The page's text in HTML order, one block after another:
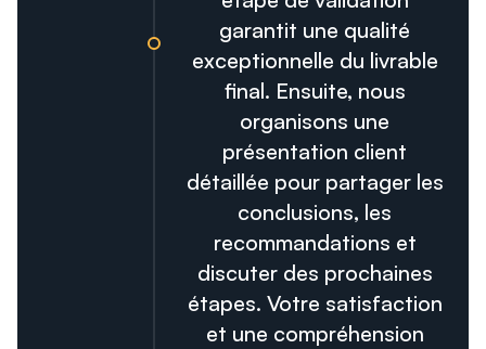
garantit une qualité
exceptionnelle du livrable
final. Ensuite, nous
organisons une
présentation client
détaillée pour partager les
conclusions, les
recommandations et
discuter des prochaines
étapes. Votre satisfaction
et une compréhension